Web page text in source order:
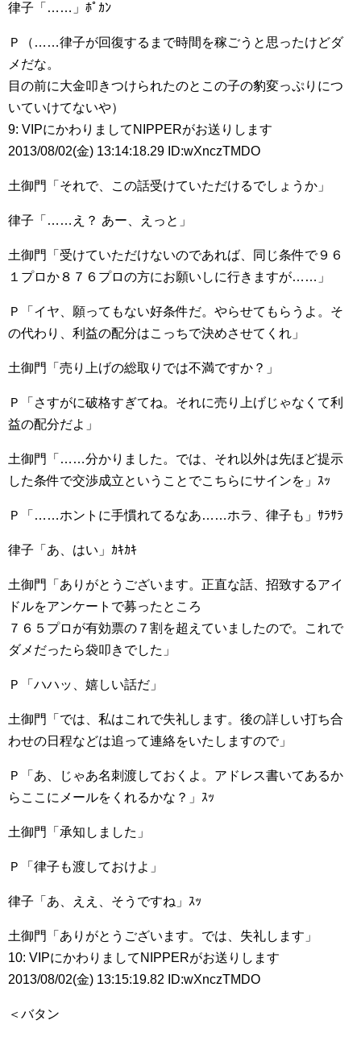
律子「……」ﾎﾟｶﾝ
Ｐ（……律子が回復するまで時間を稼ごうと思ったけどダ
メだな。
目の前に大金叩きつけられたのとこの子の豹変っぷりにつ
いていけてないや）
9: VIPにかわりましてNIPPERがお送りします
2013/08/02(金) 13:14:18.29 ID:wXnczTMDO
土御門「それで、この話受けていただけるでしょうか」
律子「……え？ あー、えっと」
土御門「受けていただけないのであれば、同じ条件で９６
１プロか８７６プロの方にお願いしに行きますが……」
Ｐ「イヤ、願ってもない好条件だ。やらせてもらうよ。そ
の代わり、利益の配分はこっちで決めさせてくれ」
土御門「売り上げの総取りでは不満ですか？」
Ｐ「さすがに破格すぎてね。それに売り上げじゃなくて利
益の配分だよ」
土御門「……分かりました。では、それ以外は先ほど提示
した条件で交渉成立ということでこちらにサインを」ｽｯ
Ｐ「……ホントに手慣れてるなあ……ホラ、律子も」ｻﾗｻﾗ
律子「あ、はい」ｶｷｶｷ
土御門「ありがとうございます。正直な話、招致するアイ
ドルをアンケートで募ったところ
７６５プロが有効票の７割を超えていましたので。これで
ダメだったら袋叩きでした」
Ｐ「ハハッ、嬉しい話だ」
土御門「では、私はこれで失礼します。後の詳しい打ち合
わせの日程などは追って連絡をいたしますので」
Ｐ「あ、じゃあ名刺渡しておくよ。アドレス書いてあるか
らここにメールをくれるかな？」ｽｯ
土御門「承知しました」
Ｐ「律子も渡しておけよ」
律子「あ、ええ、そうですね」ｽｯ
土御門「ありがとうございます。では、失礼します」
10: VIPにかわりましてNIPPERがお送りします
2013/08/02(金) 13:15:19.82 ID:wXnczTMDO
＜バタン